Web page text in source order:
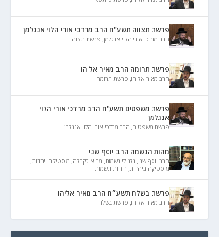
פרשת תצווה תשע"ח הרב מרדכי אורי הלוי אנגלמן
הרב מרדכי אורי הלוי אנגלמן, פרשת תצוה
פרשת תרומה הרב מאיר אליהו
הרב מאיר אליהו, פרשת תרומה
פרשת משפטים תשע"ח הרב מרדכי אורי הלוי
אנגלמן
פרשת משפטים, הרב מרדכי אורי הלוי אנגלמן
מהות הנשמה הרב יוסף שני
הרב יוסף שני, גלגולי נשמות, מבוא לקבלה, מיסטיקה ויהדות,
מיסטיקה ביהדות, רוחות ונשמות
פרשת בשלח תשע״ח הרב מאיר אליהו
הרב מאיר אליהו, פרשת בשלח